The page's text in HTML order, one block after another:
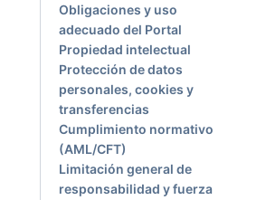
Obligaciones y uso
adecuado del Portal
Propiedad intelectual
Protección de datos
personales, cookies y
transferencias
Cumplimiento normativo
(AML/CFT)
Limitación general de
responsabilidad y fuerza